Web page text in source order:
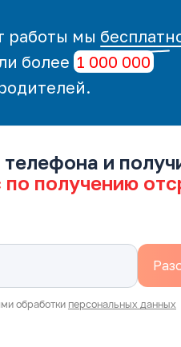
работы мы
более 1 000 000
и
получению
обработки персональных данных